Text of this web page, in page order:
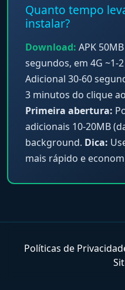
Quanto tempo
instalar?
Download: APK
segundos, em 4G ~1-
Adicional 30-60
3 minutos do clique
Primeira abertura:
adicionais 10-20MB
background. Dica:
mais rápido e
Políticas de